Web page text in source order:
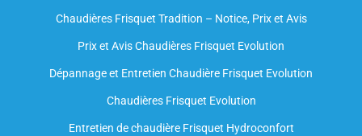
Chaudières Frisquet Tradition – Notice, Prix et Avis
Prix et Avis Chaudières Frisquet Evolution
Dépannage et Entretien Chaudière Frisquet Evolution​
Chaudières Frisquet Evolution
Entretien de chaudière Frisquet Hydroconfort